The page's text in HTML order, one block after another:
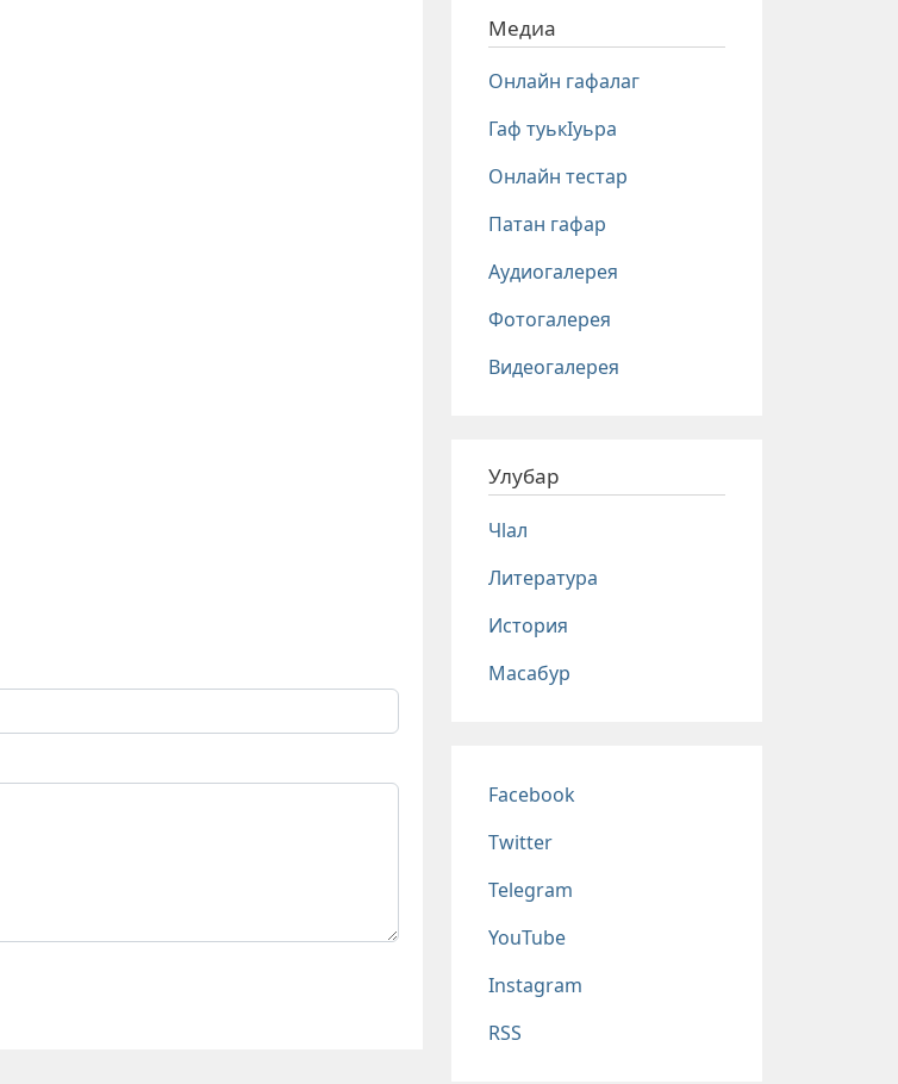
Медиа
Онлайн гафалаг
Гаф туькIуьра
Онлайн тестар
Патан гафар
Аудиогалерея
Фотогалерея
Видеогалерея
Улубар
Чlал
Литература
История
Масабур
Соц сети
Facebook
Twitter
Telegram
YouTube
Instagram
RSS